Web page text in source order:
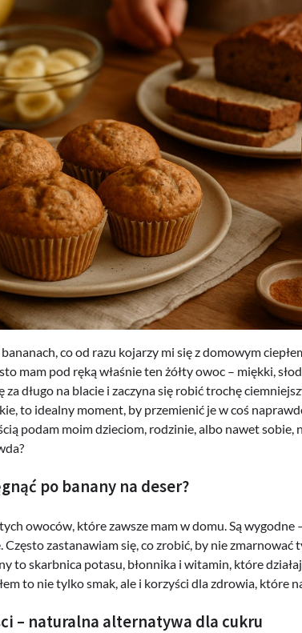
co od razu kojarzy mi się z domowym
mam pod ręką właśnie ten żółty owoc – miękki,
długo na blacie i zaczyna się robić trochę
to idealny moment, by przemienić je w coś
podam moim dzieciom, rodzinie, albo nawet sobie,
po banany na deser?
owoców, które zawsze mam w domu. Są wygodne
Często zastanawiam się, co zrobić, by nie zmarnować
to skarbnica potasu, błonnika i witamin, które
to nie tylko smak, ale i korzyści dla zdrowia, które
– naturalna alternatywa dla cukru